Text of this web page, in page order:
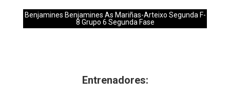
Benjamines Benjamines As Mariñas-Arteixo Segunda F-
8 Grupo 6 Segunda Fase
Entrenadores: